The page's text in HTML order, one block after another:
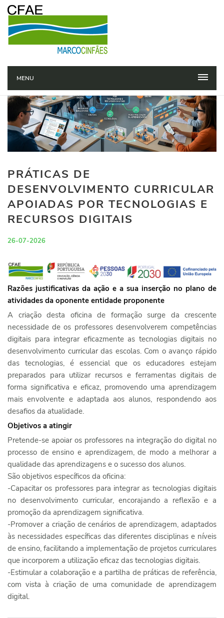
MENU
PRÁTICAS DE
DESENVOLVIMENTO CURRICULAR
APOIADAS POR TECNOLOGIAS E
RECURSOS DIGITAIS
26-07-2026
Razões justificativas da ação e a sua inserção no plano de
atividades da oponente entidade proponente
A criação desta oficina de formação surge da crescente
necessidade de os professores desenvolverem competências
digitais para integrar eficazmente as tecnologias digitais no
desenvolvimento curricular das escolas. Com o avanço rápido
das tecnologias, é essencial que os educadores estejam
preparados para utilizar recursos e ferramentas digitais de
forma significativa e eficaz, promovendo uma aprendizagem
mais envolvente e adaptada aos alunos, respondendo aos
desafios da atualidade.
Objetivos a atingir
Pretende-se apoiar os professores na integração do digital no
processo de ensino e aprendizagem, de modo a melhorar a
qualidade das aprendizagens e o sucesso dos alunos.
São objetivos específicos da oficina:
-Capacitar os professores para integrar as tecnologias digitais
no desenvolvimento curricular, encorajando a reflexão e a
promoção da aprendizagem significativa.
-Promover a criação de cenários de aprendizagem, adaptados
às necessidades específicas das diferentes disciplinas e níveis
de ensino, facilitando a implementação de projetos curriculares
que incorporem a utilização eficaz das tecnologias digitais.
-Estimular a colaboração e a partilha de práticas de referência,
com vista à criação de uma comunidade de aprendizagem
digital.